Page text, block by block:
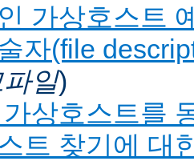
가상호스트
자(file
일)
상호스트를
트 찾기에 대